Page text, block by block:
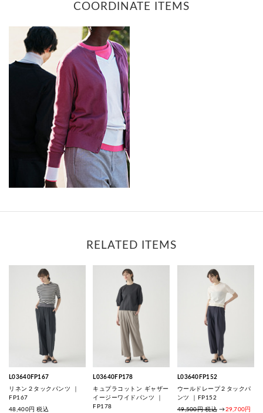
COORDINATE ITEMS
RELATED ITEMS
L03640FP167
リネン２タックパンツ ｜
FP167
48,400円 税込
L03640FP178
キュプラコットン ギャザー
イージーワイドパンツ ｜
FP178
L03640FP152
ウールドレープ２タックパ
ンツ ｜FP152
49,500円 税込→29,700円